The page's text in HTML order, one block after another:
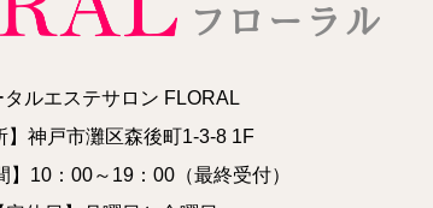
タルエステサロン FLORAL
】神戸市灘区森後町1-3-8 1F
】10：00～19：00（最終受付）